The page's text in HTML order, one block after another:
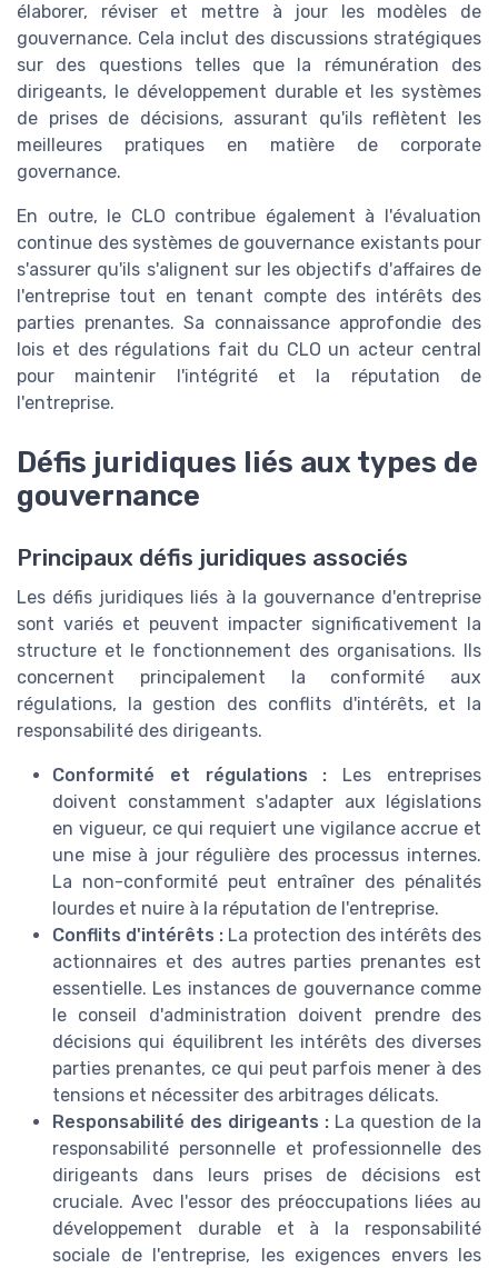
élaborer, réviser et mettre à jour les modèles de
gouvernance. Cela inclut des discussions stratégiques
sur des questions telles que la rémunération des
dirigeants, le développement durable et les systèmes
de prises de décisions, assurant qu'ils reflètent les
meilleures pratiques en matière de corporate
governance.
En outre, le CLO contribue également à l'évaluation
continue des systèmes de gouvernance existants pour
s'assurer qu'ils s'alignent sur les objectifs d'affaires de
l'entreprise tout en tenant compte des intérêts des
parties prenantes. Sa connaissance approfondie des
lois et des régulations fait du CLO un acteur central
pour maintenir l'intégrité et la réputation de
l'entreprise.
Défis juridiques liés aux types de
gouvernance
Principaux défis juridiques associés
Les défis juridiques liés à la gouvernance d'entreprise
sont variés et peuvent impacter significativement la
structure et le fonctionnement des organisations. Ils
concernent principalement la conformité aux
régulations, la gestion des conflits d'intérêts, et la
responsabilité des dirigeants.
Conformité et régulations : Les entreprises
doivent constamment s'adapter aux législations
en vigueur, ce qui requiert une vigilance accrue et
une mise à jour régulière des processus internes.
La non-conformité peut entraîner des pénalités
lourdes et nuire à la réputation de l'entreprise.
Conflits d'intérêts : La protection des intérêts des
actionnaires et des autres parties prenantes est
essentielle. Les instances de gouvernance comme
le conseil d'administration doivent prendre des
décisions qui équilibrent les intérêts des diverses
parties prenantes, ce qui peut parfois mener à des
tensions et nécessiter des arbitrages délicats.
Responsabilité des dirigeants : La question de la
responsabilité personnelle et professionnelle des
dirigeants dans leurs prises de décisions est
cruciale. Avec l'essor des préoccupations liées au
développement durable et à la responsabilité
sociale de l'entreprise, les exigences envers les